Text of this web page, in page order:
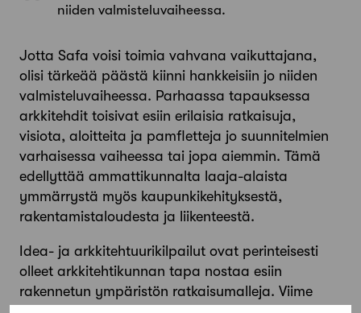
niiden valmisteluvaiheessa.
Jotta Safa voisi toimia vahvana vaikuttajana,
olisi tärkeää päästä kiinni hankkeisiin jo niiden
valmisteluvaiheessa. Parhaassa tapauksessa
arkkitehdit toisivat esiin erilaisia ratkaisuja,
visiota, aloitteita ja pamfletteja jo suunnitelmien
varhaisessa vaiheessa tai jopa aiemmin. Tämä
edellyttää ammattikunnalta laaja-alaista
ymmärrystä myös kaupunkikehityksestä,
rakentamistaloudesta ja liikenteestä.
Idea- ja arkkitehtuurikilpailut ovat perinteisesti
olleet arkkitehtikunnan tapa nostaa esiin
rakennetun ympäristön ratkaisumalleja. Viime